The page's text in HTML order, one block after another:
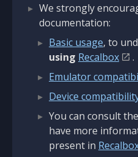
We strongly
documentation:
Basic usage, to
using Recalbox
.
Emulator
Device
You can consult the
have more
present in